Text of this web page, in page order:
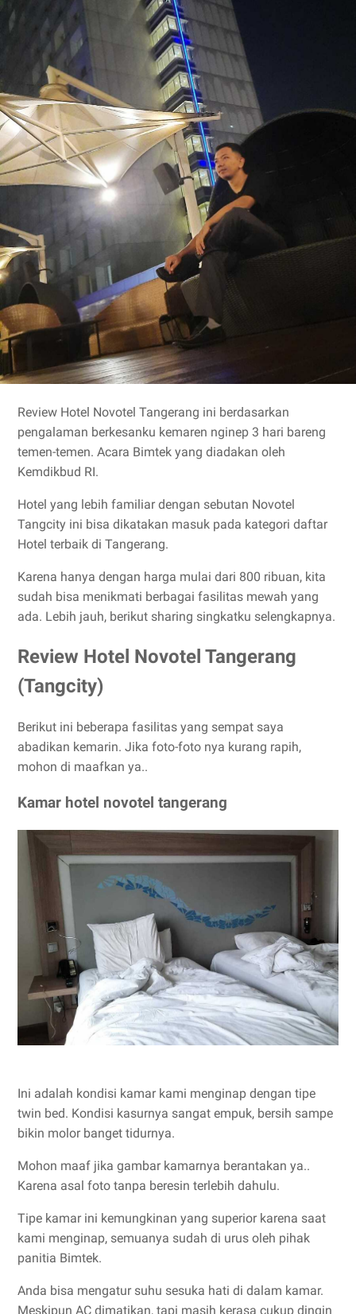
Review Hotel Novotel Tangerang ini berdasarkan
pengalaman berkesanku kemaren nginep 3 hari bareng
temen-temen. Acara Bimtek yang diadakan oleh
Kemdikbud RI.
Hotel yang lebih familiar dengan sebutan Novotel
Tangcity ini bisa dikatakan masuk pada kategori daftar
Hotel terbaik di Tangerang.
Karena hanya dengan harga mulai dari 800 ribuan, kita
sudah bisa menikmati berbagai fasilitas mewah yang
ada. Lebih jauh, berikut sharing singkatku selengkapnya.
Review Hotel Novotel Tangerang
(Tangcity)
Berikut ini beberapa fasilitas yang sempat saya
abadikan kemarin. Jika foto-foto nya kurang rapih,
mohon di maafkan ya..
Kamar hotel novotel tangerang
Ini adalah kondisi kamar kami menginap dengan tipe
twin bed. Kondisi kasurnya sangat empuk, bersih sampe
bikin molor banget tidurnya.
Mohon maaf jika gambar kamarnya berantakan ya..
Karena asal foto tanpa beresin terlebih dahulu.
Tipe kamar ini kemungkinan yang superior karena saat
kami menginap, semuanya sudah di urus oleh pihak
panitia Bimtek.
Anda bisa mengatur suhu sesuka hati di dalam kamar.
Meskipun AC dimatikan, tapi masih kerasa cukup dingin